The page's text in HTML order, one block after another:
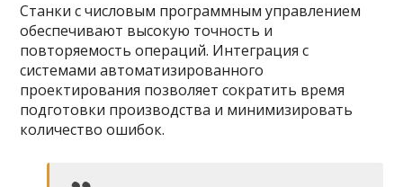
Станки с числовым программным управлением
обеспечивают высокую точность и
повторяемость операций. Интеграция с
системами автоматизированного
проектирования позволяет сократить время
подготовки производства и минимизировать
количество ошибок.